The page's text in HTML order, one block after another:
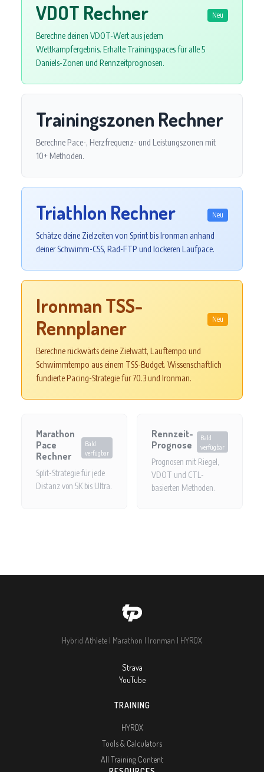
VDOT Rechner Neu
Berechne deinen VDOT-Wert aus jedem
Wettkampfergebnis. Erhalte Trainingspaces für alle 5
Daniels-Zonen und Rennzeitprognosen.
Trainingszonen Rechner
Berechne Pace-, Herzfrequenz- und Leistungszonen mit
10+ Methoden.
Triathlon Rechner Neu
Schätze deine Zielzeiten von Sprint bis Ironman anhand
deiner Schwimm-CSS, Rad-FTP und lockeren Laufpace.
Ironman TSS-
Rennplaner
Neu
Berechne rückwärts deine Zielwatt, Lauftempo und
Schwimmtempo aus einem TSS-Budget. Wissenschaftlich
fundierte Pacing-Strategie für 70.3 und Ironman.
Marathon
Pace
Rechner
Bald
verfügbar
Split-Strategie für jede
Distanz von 5K bis Ultra.
Rennzeit-
Prognose
Bald
verfügbar
Prognosen mit Riegel,
VDOT und CTL-
basierten Methoden.
Hybrid Athlete | Marathon | Ironman | HYROX
Strava
YouTube
TRAINING
HYROX
Tools & Calculators
All Training Content